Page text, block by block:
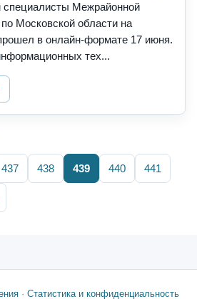
специалисты Межрайонной
Московской области на
в онлайн-формате 17 июня.
тех...
437 438 439 440 441
· Статистика и конфиденциальность